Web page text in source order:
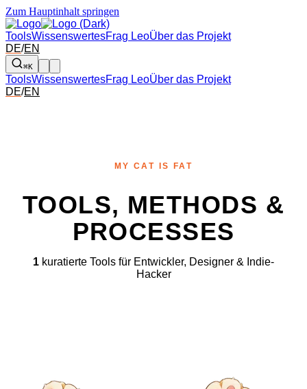
Zum Hauptinhalt springen
ToolsWissenswertesFrag LeoÜber das Projekt
DE/EN
⌘K
ToolsWissenswertesFrag LeoÜber das Projekt
DE/EN
MY CAT IS FAT
TOOLS, METHODS &
PROCESSES
1 kuratierte Tools für Entwickler, Designer & Indie-
Hacker